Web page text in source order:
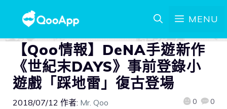
MENU
【Qoo情報】DeNA手遊新作
《世紀末DAYS》事前登錄小
遊戲「踩地雷」復古登場
2018/07/12 作者: Mr. Qoo 0 0